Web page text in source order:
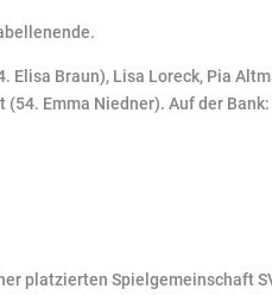
Braun), Lisa Loreck, Pia
Emma Niedner). Auf der
platzierten Spielgemeinschaft